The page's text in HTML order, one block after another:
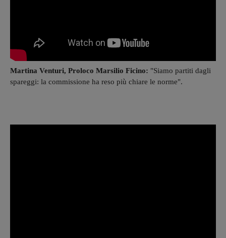
Martina Venturi, Proloco Marsilio Ficino: "Siamo partiti dagli
spareggi: la commissione ha reso più chiare le norme".